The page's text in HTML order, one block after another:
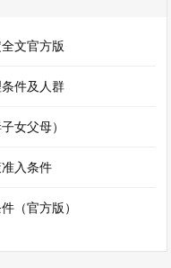
文官方版
件及人群
女父母）
入条件
（官方版）